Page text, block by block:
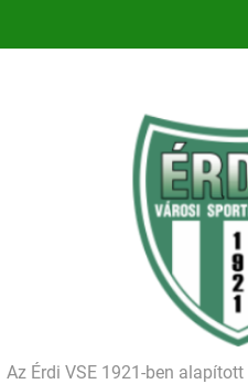
Történelmet
Ellenfelünk
Történelmet
Az Érdi VSE 1921-ben